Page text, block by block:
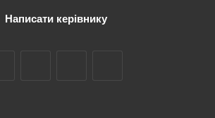
Написати керівнику